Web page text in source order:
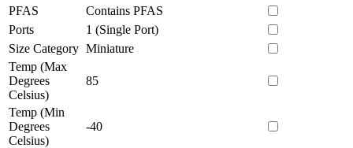
PFAS
Contains PFAS
Ports
1 (Single Port)
Size Category Miniature
Temp (Max
Degrees
Celsius)
85
Temp (Min
Degrees
Celsius)
-40